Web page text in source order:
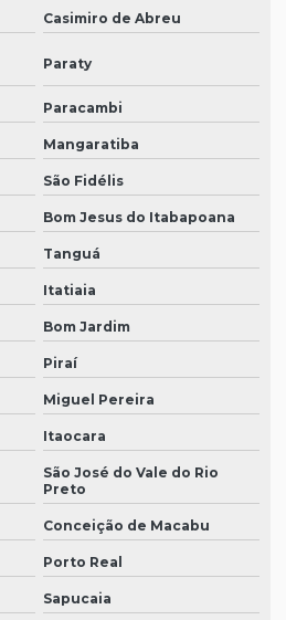
Casimiro de Abreu
Paraty
Paracambi
Mangaratiba
São Fidélis
Bom Jesus do Itabapoana
Tanguá
Itatiaia
Bom Jardim
Piraí
Miguel Pereira
Itaocara
São José do Vale do Rio
Preto
Conceição de Macabu
Porto Real
Sapucaia